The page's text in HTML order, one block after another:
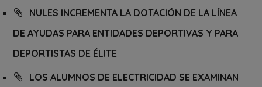
NULES INCREMENTA LA DOTACIÓN DE LA LÍNEA
DE AYUDAS PARA ENTIDADES DEPORTIVAS Y PARA
DEPORTISTAS DE ÉLITE
LOS ALUMNOS DE ELECTRICIDAD SE EXAMINAN